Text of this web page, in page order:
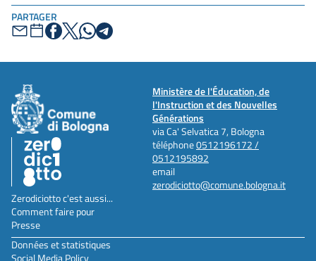
PARTAGER
Ministère de l'Éducation, de
l'Instruction et des Nouvelles
Générations
via Ca' Selvatica 7, Bologna
téléphone0512196172 /
0512195892
email
zerodiciotto@comune.bologna.it
Zerodiciotto c'est aussi...
Comment faire pour
Presse
Données et statistiques
Social Media Policy